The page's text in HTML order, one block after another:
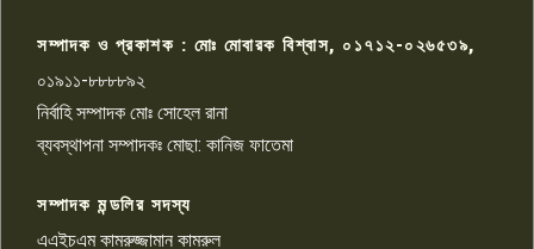
৯
চাঁদাবাজি ও হয়রানির অভিযোগ
১০
সম্পাদক ও প্রকাশক : মোঃ মোবারক বিশ্বাস, ০১৭১২-০২৬৫৩৯,
০১৯১১-৮৮৮৮৯২
নির্বাহি সম্পাদক মোঃ সোহেল রানা
ব্যবস্থাপনা সম্পাদকঃ মোছা: কানিজ ফাতেমা
সম্পাদক মন্ডলির সদস্য
এএইচএম কামরুজ্জামান কামরুল